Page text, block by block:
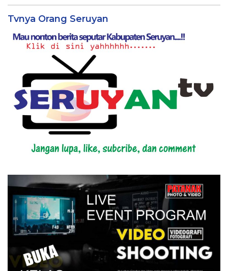
Tvnya Orang Seruyan